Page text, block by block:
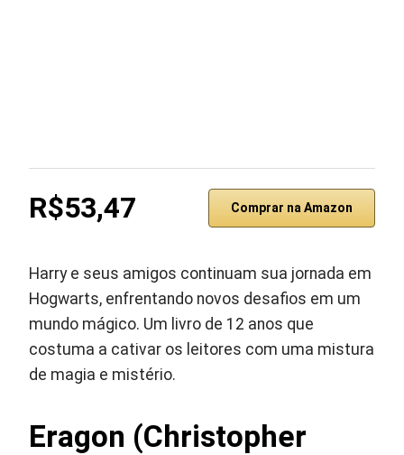
R$53,47 Comprar na Amazon
Harry e seus amigos continuam sua jornada em
Hogwarts, enfrentando novos desafios em um
mundo mágico. Um livro de 12 anos que
costuma a cativar os leitores com uma mistura
de magia e mistério.
Eragon (Christopher